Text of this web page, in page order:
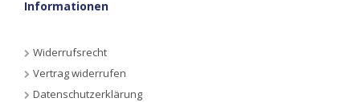
Informationen
Widerrufsrecht
Vertrag widerrufen
Datenschutzerklärung